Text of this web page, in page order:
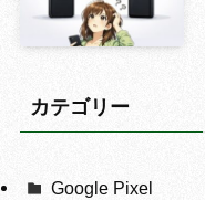
カテゴリー
Google Pixel